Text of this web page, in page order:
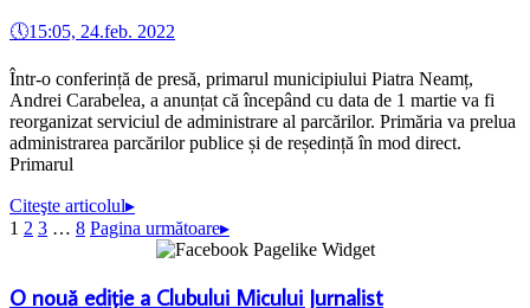
🕔15:05, 24.feb. 2022
Într-o conferință de presă, primarul municipiului Piatra Neamț,
Andrei Carabelea, a anunțat că începând cu data de 1 martie va fi
reorganizat serviciul de administrare al parcărilor. Primăria va prelua
administrarea parcărilor publice și de reședință în mod direct.
Primarul
Citeşte articolul▸
1 2 3 … 8 Pagina următoare▸
O nouă ediție a Clubului Micului Jurnalist